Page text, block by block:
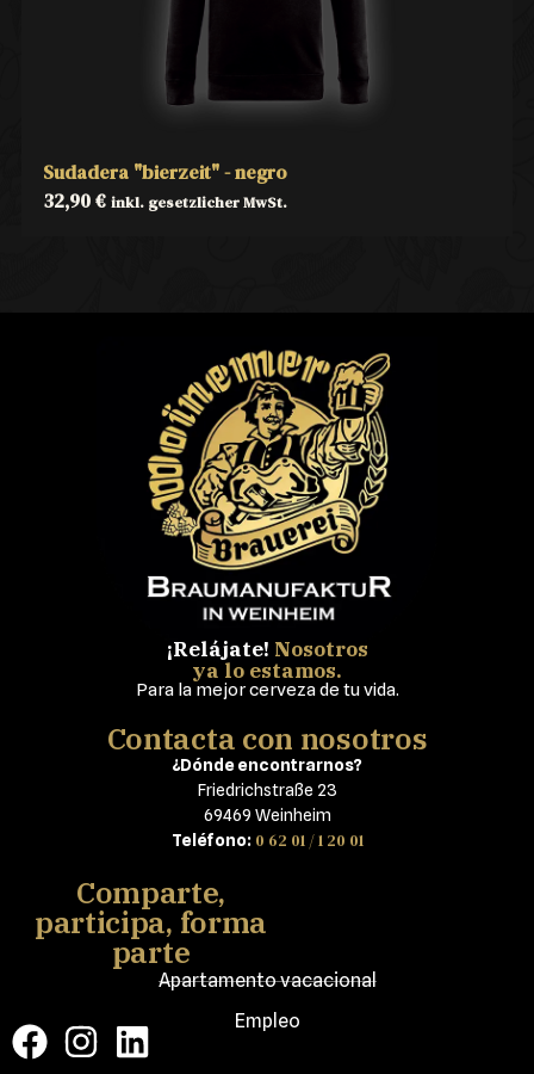
Sudadera "bierzeit" - negro
32,90€ inkl. gesetzlicher MwSt.
¡Relájate! Nosotros
ya lo estamos.
Para la mejor cerveza de tu vida.
Contacta con nosotros
¿Dónde encontrarnos?
Friedrichstraße 23
69469 Weinheim
Teléfono: 0 62 01 / 1 20 01
Comparte,
participa, forma
parte
Apartamento vacacional
Empleo